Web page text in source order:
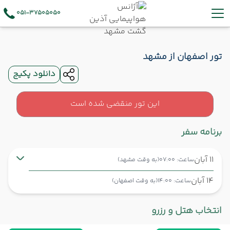
051-37505050
تور اصفهان از مشهد
دانلود پکیج
این تور منقضی شده است
برنامه سفر
11 آبان ساعت: 07:00 (به وقت مشهد)
14 آبان ساعت: 14:00 (به وقت اصفهان)
شروع سفر مشهد ,
انتخاب هتل و رزرو